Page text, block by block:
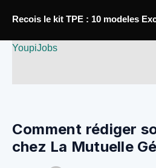
Passer
contenu
YoupiJobs
Comment rédiger
chez La Mutuelle
Recois le kit TPE : 10 modeles